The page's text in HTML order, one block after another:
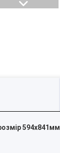
594х841мм